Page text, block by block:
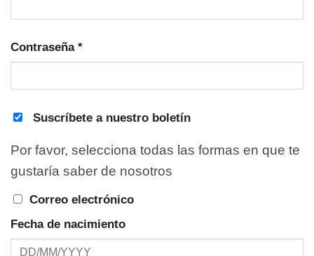
Contraseña *Obligatorio
Suscríbete a nuestro boletín
Por favor, selecciona todas las formas en que te
gustaría saber de nosotros
Correo electrónico
Fecha de nacimiento